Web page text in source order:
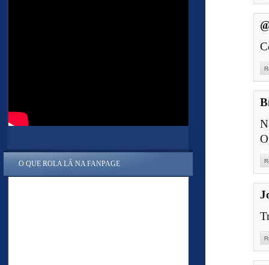
O QUE ROLA LÁ NA FANPAGE